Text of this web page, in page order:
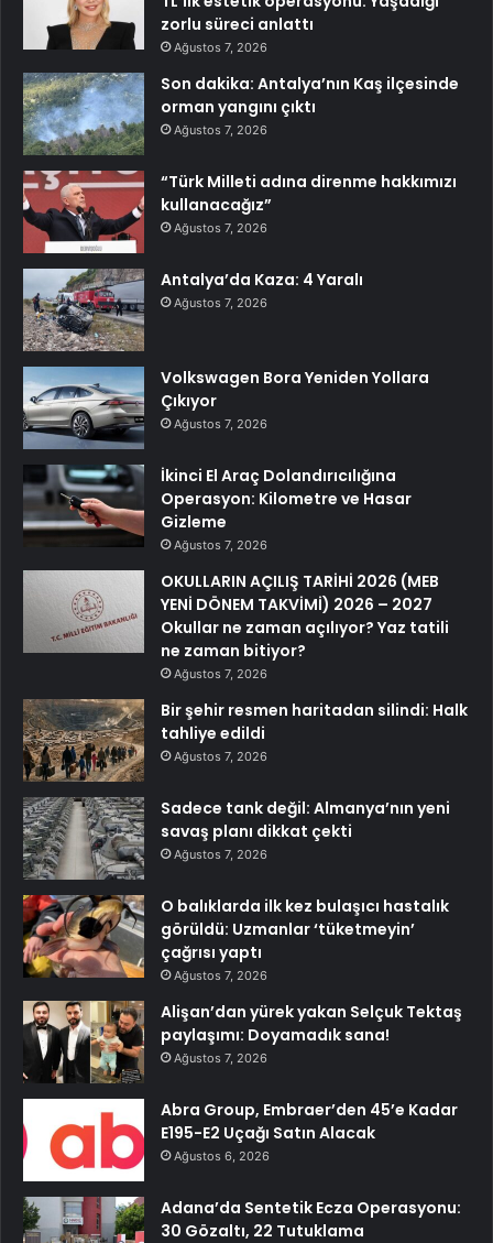
zorlu süreci anlattı
Ağustos 7, 2026
Son dakika: Antalya’nın Kaş ilçesinde
orman yangını çıktı
Ağustos 7, 2026
“Türk Milleti adına direnme hakkımızı
kullanacağız”
Ağustos 7, 2026
Antalya’da Kaza: 4 Yaralı
Ağustos 7, 2026
Volkswagen Bora Yeniden Yollara
Çıkıyor
Ağustos 7, 2026
İkinci El Araç Dolandırıcılığına
Operasyon: Kilometre ve Hasar
Gizleme
Ağustos 7, 2026
OKULLARIN AÇILIŞ TARİHİ 2026 (MEB
YENİ DÖNEM TAKVİMİ) 2026 – 2027
Okullar ne zaman açılıyor? Yaz tatili
ne zaman bitiyor?
Ağustos 7, 2026
Bir şehir resmen haritadan silindi: Halk
tahliye edildi
Ağustos 7, 2026
Sadece tank değil: Almanya’nın yeni
savaş planı dikkat çekti
Ağustos 7, 2026
O balıklarda ilk kez bulaşıcı hastalık
görüldü: Uzmanlar ‘tüketmeyin’
çağrısı yaptı
Ağustos 7, 2026
Alişan’dan yürek yakan Selçuk Tektaş
paylaşımı: Doyamadık sana!
Ağustos 7, 2026
Abra Group, Embraer’den 45’e Kadar
E195-E2 Uçağı Satın Alacak
Ağustos 6, 2026
Adana’da Sentetik Ecza Operasyonu:
30 Gözaltı, 22 Tutuklama